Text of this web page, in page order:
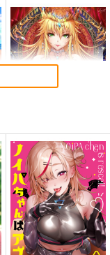
Fate/Grand Order ma
terial XXI
TYPE-MOON
2,200円（税込）
サンプル
カート
ドレス獅子王タペスト
リー
sakiyama幕府
1,100円（税込）
アルトリア・ペンドラゴ
ン
サンプル